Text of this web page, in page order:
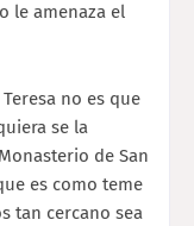
le amenaza el
no es que
se la
de San
es como teme
tan cercano sea